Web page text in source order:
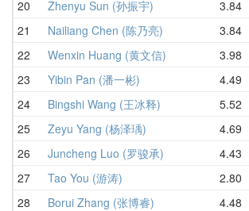
20 Zhenyu Sun (孙振宇) 3.84
21 Nailiang Chen (陈乃亮) 3.84
22 Wenxin Huang (黄文信) 3.98
23 Yibin Pan (潘一彬) 4.49
24 Bingshi Wang (王冰释) 5.52
25 Zeyu Yang (杨泽瑀) 4.69
26 Juncheng Luo (罗骏承) 4.43
27 Tao You (游涛) 2.80
28 Borui Zhang (张博睿) 4.48